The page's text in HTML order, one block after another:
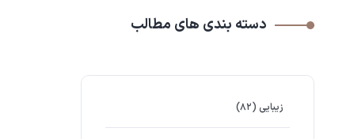
دسته بندی های مطالب
زیبایی (۸۲)